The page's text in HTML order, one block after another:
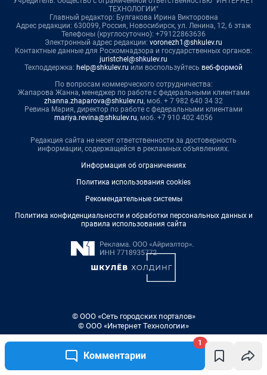
Комментарии
1
ТЕХНОЛОГИИ"
Главный редактор: Булгакова Ирина Викторовна
Адрес редакции: 630099, Россия, Новосибирск, ул. Ленина, 12, 6 этаж
Телефоны (круглосуточно): +79122863636
Электронный адрес редакции: voronezh1@shkulev.ru
Контактные данные для Роскомнадзора и государственных органов:
juristchel@shkulev.ru
Техподдержка: help@shkulev.ru или воспользуйтесь веб-формой
По вопросам коммерческого сотрудничества:
Жапарова Жанна, менеджер по работе с федеральными клиентами
zhanna.zhaparova@shkulev.ru, моб. + 7 982 640 34 32
Ревина Мария, директор по работе с федеральными клиентами
mariya.revina@shkulev.ru, моб. +7 910 402 4056
Редакция сайта не несет ответственности за достоверность
информации, содержащейся в рекламных объявлениях.
Информация об ограничениях
Политика использования cookies
Рекомендательные системы
Политика конфиденциальности и обработки персональных данных и
правила использования сайта
© ООО «Сеть городских порталов»
© ООО «Интернет Технологии»